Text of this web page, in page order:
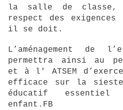
la salle de
respect des exigences
il se doit.
L’aménagement de
permettra ainsi au
et à l' ATSEM
efficace sur la
éducatif
enfant.FB